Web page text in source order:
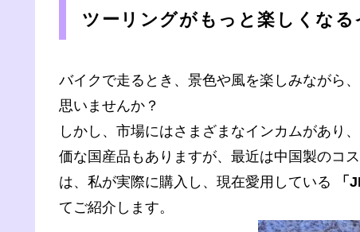
ツーリングがもっと楽しくな
バイクで走るとき、景色や風を楽しみながら
思いませんか？
しかし、市場にはさまざまなインカムがあり
価な国産品もありますが、最近は中国製のコ
は、私が実際に購入し、現在愛用している
「
てご紹介します。